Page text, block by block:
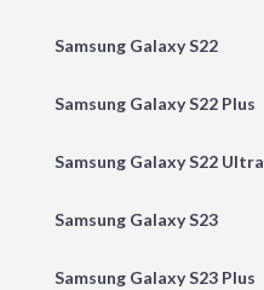
Samsung Galaxy S22
Samsung Galaxy S22 Plus
Samsung Galaxy S22 Ultra
Samsung Galaxy S23
Samsung Galaxy S23 Plus